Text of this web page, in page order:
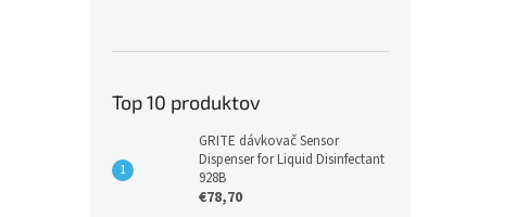
Top 10 produktov
GRITE dávkovač Sensor
Dispenser for Liquid Disinfectant
928B
€78,70